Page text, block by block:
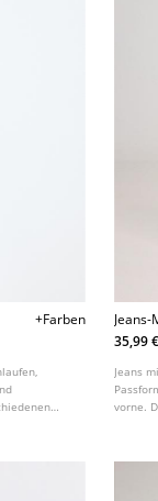
+Farben
35,99 €
Jeans
vorne.